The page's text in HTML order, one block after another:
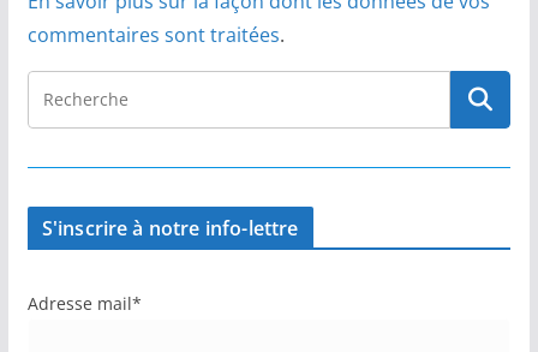
commentaires sont traitées.
S'inscrire à notre info-lettre
Adresse mail*